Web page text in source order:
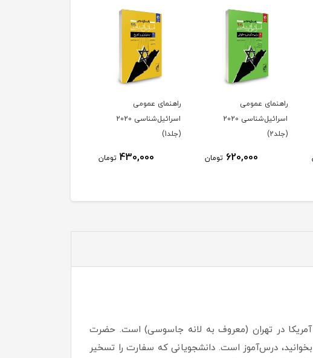
راهنمای عمومی
اسرائیل‌شناسی 2020
(جلد1)
430,000 تومان
پایان اسرائیل
1,300,000 18٪
آمریکا در تهران (معروف به لانه جاسوسی) است. حضرت
را بگیرید بخوانید، درس‌آموز است. دانشجویانی که سفارت را تسخیر